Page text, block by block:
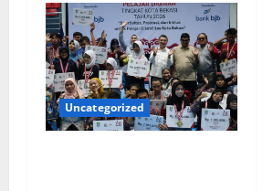
Uncategorized